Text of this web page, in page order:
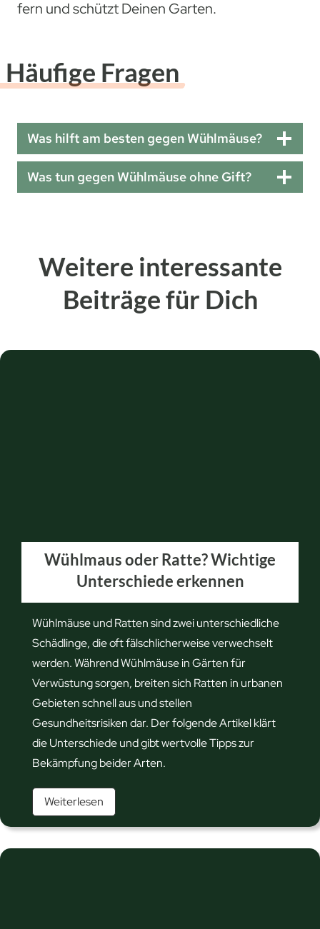
fern und schützt Deinen Garten.
Häufige Fragen
Was hilft am besten gegen Wühlmäuse?
Was tun gegen Wühlmäuse ohne Gift?
Weitere interessante
Beiträge für Dich
Wühlmaus oder Ratte? Wichtige
Unterschiede erkennen
Wühlmäuse und Ratten sind zwei unterschiedliche
Schädlinge, die oft fälschlicherweise verwechselt
werden. Während Wühlmäuse in Gärten für
Verwüstung sorgen, breiten sich Ratten in urbanen
Gebieten schnell aus und stellen
Gesundheitsrisiken dar. Der folgende Artikel klärt
die Unterschiede und gibt wertvolle Tipps zur
Bekämpfung beider Arten.
Weiterlesen
ü